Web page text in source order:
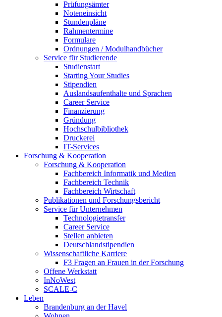
Prüfungsämter
Noteneinsicht
Stundenpläne
Rahmentermine
Formulare
Ordnungen / Modulhandbücher
Service für Studierende
Studienstart
Starting Your Studies
Stipendien
Auslandsaufenthalte und Sprachen
Career Service
Finanzierung
Gründung
Hochschulbibliothek
Druckerei
IT-Services
Forschung & Kooperation
Forschung & Kooperation
Fachbereich Informatik und Medien
Fachbereich Technik
Fachbereich Wirtschaft
Publikationen und Forschungsbericht
Service für Unternehmen
Technologietransfer
Career Service
Stellen anbieten
Deutschlandstipendien
Wissenschaftliche Karriere
F3 Fragen an Frauen in der Forschung
Offene Werkstatt
InNoWest
SCALE-C
Leben
Brandenburg an der Havel